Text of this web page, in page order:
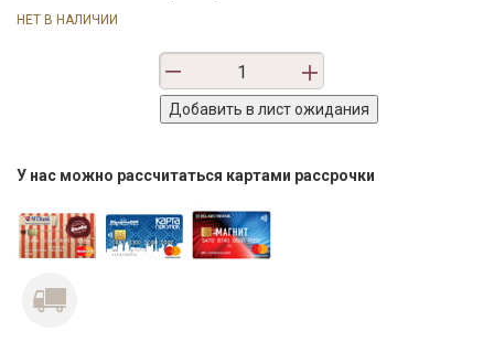
НЕТ В НАЛИЧИИ
У нас можно рассчитаться картами рассрочки